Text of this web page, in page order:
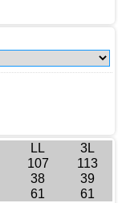
LL
3L
107
113
38
39
61 61